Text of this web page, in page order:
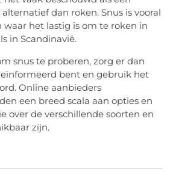
dan roken. Snus is vooral
het lastig is om te roken in
in Scandinavië.
snus te proberen, zorg er dan
bent en gebruik het
Online aanbieders
een breed scala aan opties en
over de verschillende soorten en
zijn.